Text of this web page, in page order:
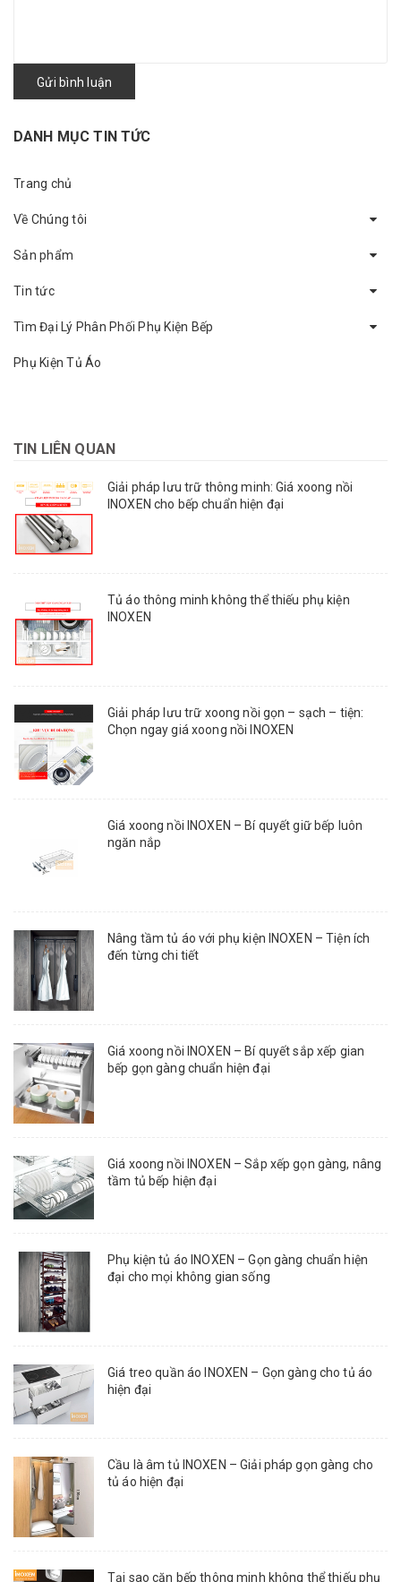
Gửi bình luận
DANH MỤC TIN TỨC
Trang chủ
Về Chúng tôi
Sản phẩm
Tin tức
Tìm Đại Lý Phân Phối Phụ Kiện Bếp
Phụ Kiện Tủ Áo
TIN LIÊN QUAN
Giải pháp lưu trữ thông minh: Giá xoong nồi
INOXEN cho bếp chuẩn hiện đại
Tủ áo thông minh không thể thiếu phụ kiện
INOXEN
Giải pháp lưu trữ xoong nồi gọn – sạch – tiện:
Chọn ngay giá xoong nồi INOXEN
Giá xoong nồi INOXEN – Bí quyết giữ bếp luôn
ngăn nắp
Nâng tầm tủ áo với phụ kiện INOXEN – Tiện ích
đến từng chi tiết
Giá xoong nồi INOXEN – Bí quyết sắp xếp gian
bếp gọn gàng chuẩn hiện đại
Giá xoong nồi INOXEN – Sắp xếp gọn gàng, nâng
tầm tủ bếp hiện đại
Phụ kiện tủ áo INOXEN – Gọn gàng chuẩn hiện
đại cho mọi không gian sống
Giá treo quần áo INOXEN – Gọn gàng cho tủ áo
hiện đại
Cầu là âm tủ INOXEN – Giải pháp gọn gàng cho
tủ áo hiện đại
Tại sao căn bếp thông minh không thể thiếu phụ